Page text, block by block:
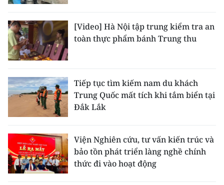
[Video] Hà Nội tập trung kiểm tra an
toàn thực phẩm bánh Trung thu
Tiếp tục tìm kiếm nam du khách
Trung Quốc mất tích khi tắm biển tại
Đắk Lắk
Viện Nghiên cứu, tư vấn kiến trúc và
bảo tồn phát triển làng nghề chính
thức đi vào hoạt động